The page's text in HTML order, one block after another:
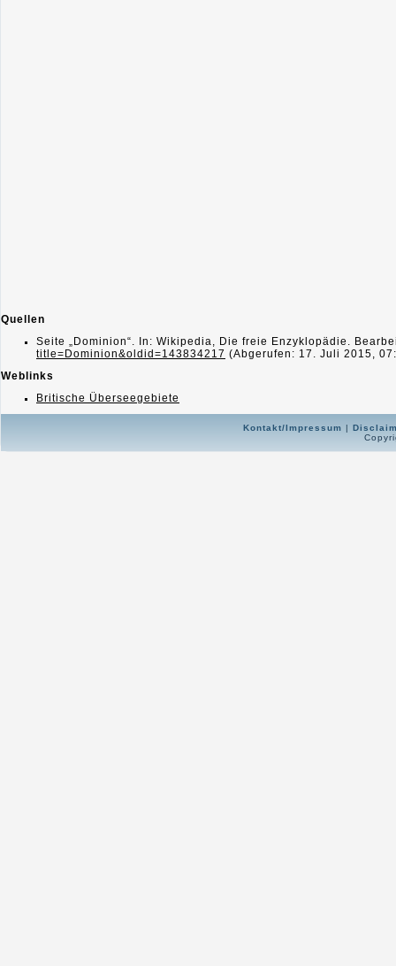
Quellen
Seite „Dominion“. In: Wikipedia, Die freie Enzyklopädie.
title=Dominion&oldid=143834217 (Abgerufen: 17. Juli 2015,
Weblinks
Britische Überseegebiete
Kontakt/Impressum |